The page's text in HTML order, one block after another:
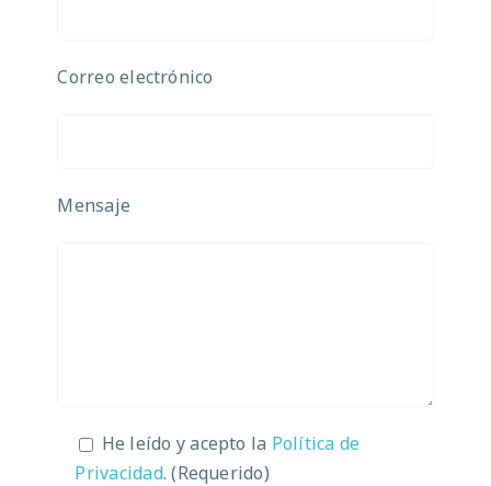
Correo electrónico
Mensaje
He leído y acepto la Política de
Privacidad. (Requerido)